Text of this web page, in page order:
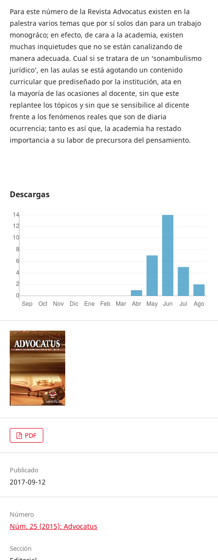
Para este número de la Revista Advocatus existen en la
palestra varios temas que por sí solos dan para un trabajo
monográco; en efecto, de cara a la academia, existen
muchas inquietudes que no se están canalizando de
manera adecuada. Cual si se tratara de un ‘sonambulismo
jurídico’, en las aulas se está agotando un contenido
curricular que prediseñado por la institución, ata en
la mayoría de las ocasiones al docente, sin que este
replantee los tópicos y sin que se sensibilice al dicente
frente a los fenómenos reales que son de diaria
ocurrencia; tanto es así que, la academia ha restado
importancia a su labor de precursora del pensamiento.
Descargas
PDF
Publicado
2017-09-12
Número
Núm. 25 (2015): Advocatus
Sección